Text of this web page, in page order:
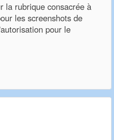
la rubrique consacrée à
les screenshots de
pour le